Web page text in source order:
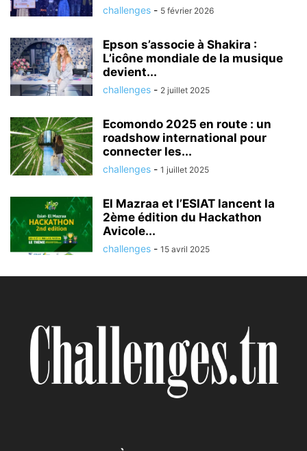
challenges - 5 février 2026
Epson s’associe à Shakira :
L’icône mondiale de la musique
devient...
challenges - 2 juillet 2025
Ecomondo 2025 en route : un
roadshow international pour
connecter les...
challenges - 1 juillet 2025
El Mazraa et l’ESIAT lancent la
2ème édition du Hackathon
Avicole...
challenges - 15 avril 2025